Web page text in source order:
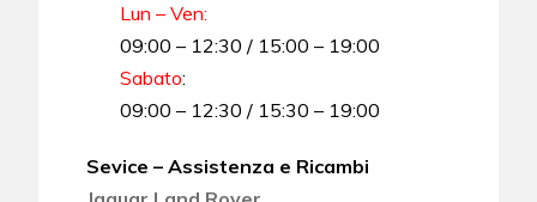
Lun – Ven:
09:00 – 12:30 / 15:00 – 19:00
Sabato:
09:00 – 12:30 / 15:30 – 19:00
Sevice – Assistenza e Ricambi